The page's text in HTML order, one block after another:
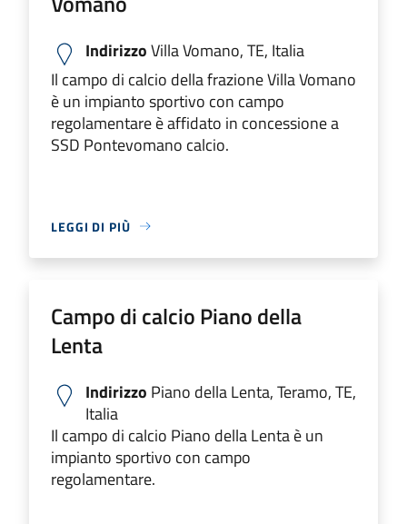
IndirizzoVilla Vomano, TE, Italia
Il campo di calcio della frazione Villa Vomano
è un impianto sportivo con campo
regolamentare è affidato in concessione a
SSD Pontevomano calcio.
LEGGI DI PIÙ
Campo di calcio Piano della
Lenta
Indirizzo Piano della Lenta, Teramo, TE,
Italia
Il campo di calcio Piano della Lenta è un
impianto sportivo con campo
regolamentare.